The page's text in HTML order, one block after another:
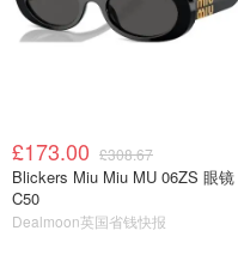
£173.00 £308.67
Blickers Miu Miu MU 06ZS 眼镜
C50
Dealmoon英国省钱快报